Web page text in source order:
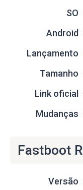
SO
Android
Lançamento
Tamanho
Link oficial
Mudanças
Fastboot
Versão